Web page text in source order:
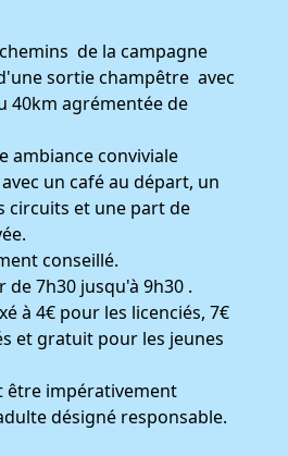
de la campagne
sortie champêtre avec
40km agrémentée de
ambiance conviviale
un café au départ, un
circuits et une part de
conseillé.
7h30 jusqu'à 9h30 .
à 4€ pour les licenciés, 7€
et gratuit pour les jeunes
être impérativement
désigné responsable.